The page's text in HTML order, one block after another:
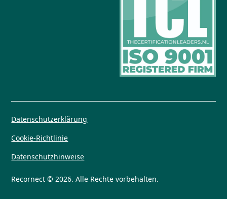
Recornect © 2026. Alle Rechte vorbehalten.
Datenschutzerklärung
Cookie-Richtlinie
Datenschutzhinweise